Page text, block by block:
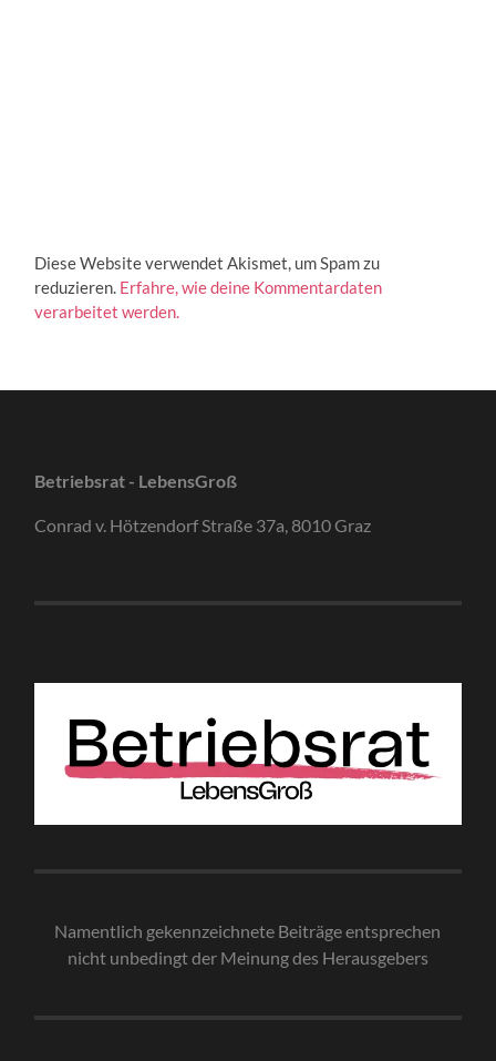
Diese Website verwendet Akismet, um Spam zu
reduzieren. Erfahre, wie deine Kommentardaten
verarbeitet werden.
Betriebsrat - LebensGroß
Conrad v. Hötzendorf Straße 37a, 8010 Graz
Namentlich gekennzeichnete Beiträge entsprechen
nicht unbedingt der Meinung des Herausgebers